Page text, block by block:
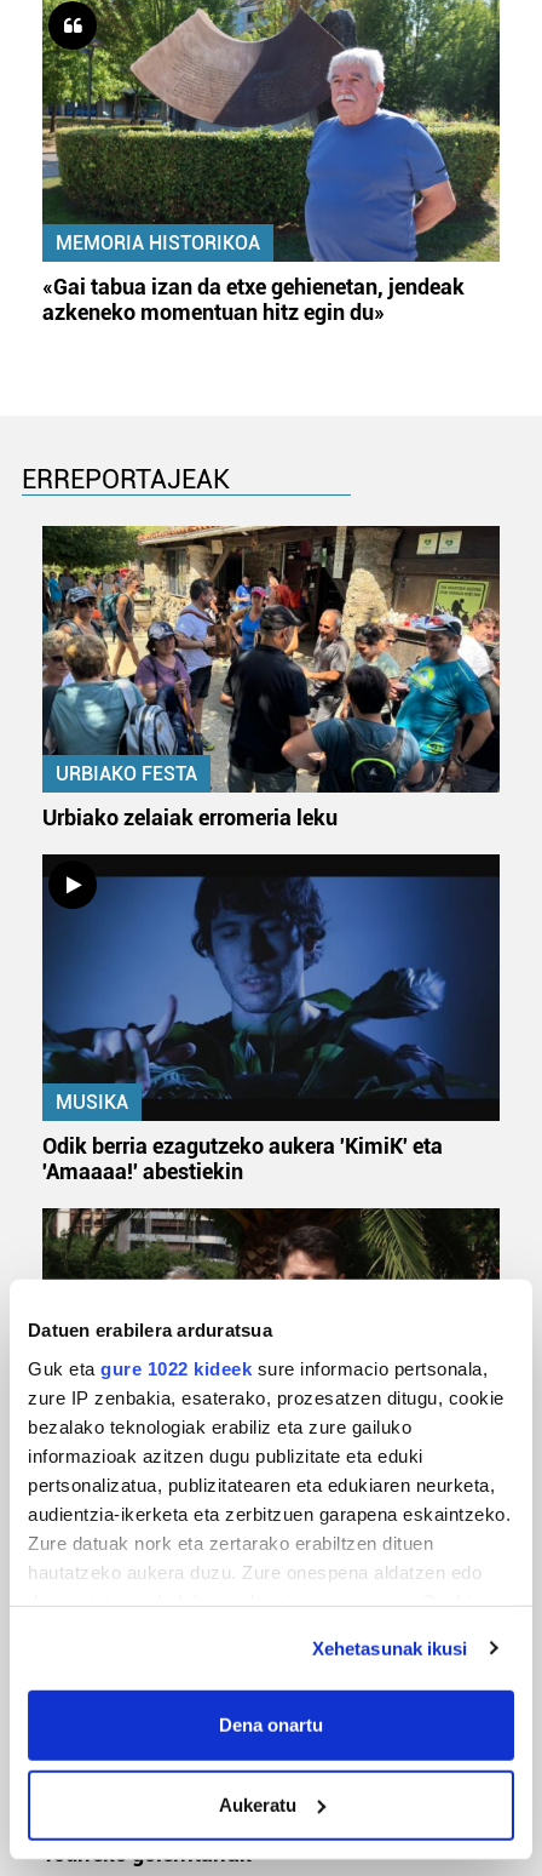
Datuen erabilera arduratsua
Guk eta gure 1022 kideek sure informacio pertsonala,
zure IP zenbakia, esaterako, prozesatzen ditugu, cookie
bezalako teknologiak erabiliz eta zure gailuko
informazioak azitzen dugu publizitate eta eduki
pertsonalizatua, publizitatearen eta edukiaren neurketa,
audientzia-ikerketa eta zerbitzuen garapena eskaintzeko.
Zure datuak nork eta zertarako erabiltzen dituen
hautatzeko aukera duzu. Zure onespena aldatzen edo
If you allow, we would also like to:
Collect information about your geographical
meters
Identify your device by actively scanning it for
specific characteristics (fingerprinting)
Find out more about how your personal data is processed
Xehetasunak ikusi
Dena onartu
Aukeratu
MEMORIA HISTORIKOA
«Gai tabua izan da etxe gehienetan, jendeak
azkeneko momentuan hitz egin du»
ERREPORTAJEAK
URBIAKO FESTA
Urbiako zelaiak erromeria leku
MUSIKA
Odik berria ezagutzeko aukera 'KimiK' eta
'Amaaaa!' abestiekin
MUSA
Euxebio eta Ekaitz Zabala: Zumarragako mus
txapelketa irabazi duten aita-semeak
TXIRRINDULARITZA
Tourreko goierritarrak